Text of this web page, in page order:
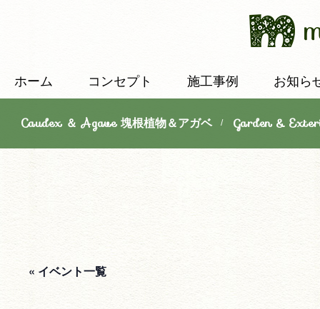
ホーム コンセプト 施工事例 お知ら
Caudex ＆ Agave 塊根植物＆アガベ/Garden &
« イベント一覧